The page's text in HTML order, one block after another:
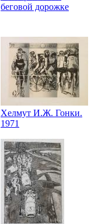
беговой дорожке
Хелмут И.Ж. Гонки.
1971